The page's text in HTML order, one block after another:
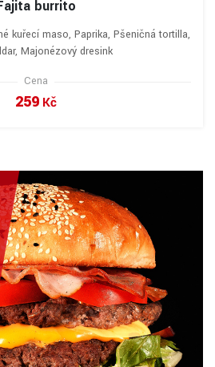
burrito
kuřecí maso, Paprika, Pšeničná tortilla,
Majonézový dresink
Cena
259 Kč
VYBRAT A OBJEDNAT